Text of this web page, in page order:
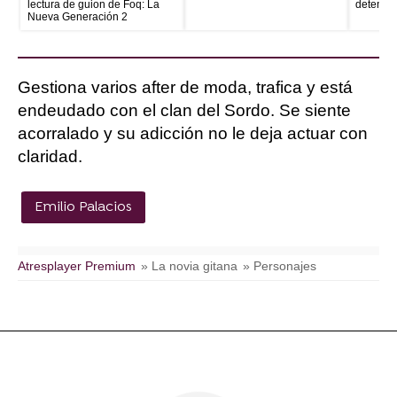
lectura de guion de Foq: La
Nueva Generación 2
Gestiona varios after de moda, trafica y está
endeudado con el clan del Sordo. Se siente
acorralado y su adicción no le deja actuar con
claridad.
Emilio Palacios
Atresplayer Premium » La novia gitana » Personajes